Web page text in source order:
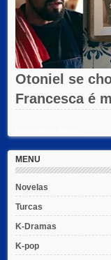
Otoniel se
Francesca é
MENU
Novelas
Turcas
K-Dramas
K-pop